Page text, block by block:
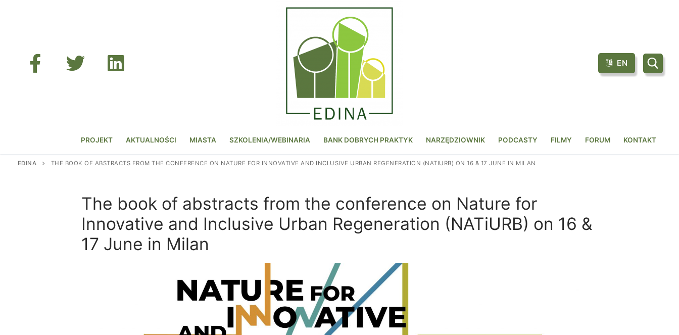
EN
PROJEKT AKTUALNOŚCI MIASTA SZKOLENIA/WEBINARIA BANK DOBRYCH PRAKTYK NARZĘDZIOWNIK PODCASTY FILMY FORUM KONTAKT
EDINA THE BOOK OF ABSTRACTS FROM THE CONFERENCE ON NATURE FOR INNOVATIVE AND INCLUSIVE URBAN REGENERATION (NATIURB) ON 16 & 17 JUNE IN MILAN
The book of abstracts from the conference on Nature for
Innovative and Inclusive Urban Regeneration (NATiURB) on 16 &
17 June in Milan